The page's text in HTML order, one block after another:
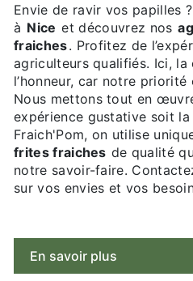
Envie de ravir vos papilles
à Nice et découvrez nos
fraiches. Profitez de
agriculteurs qualifiés. Ici, la
l’honneur, car notre
Nous mettons tout en
expérience gustative soit
Fraich'Pom, on utilise
frites fraiches de qualité
notre savoir-faire.
sur vos envies et vos
En savoir plus